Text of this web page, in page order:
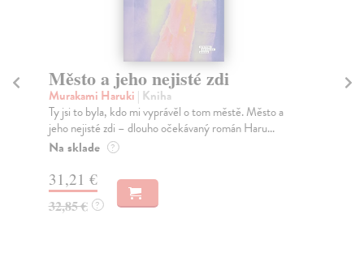
Město a jeho nejisté zdi
Murakami Haruki | Kniha
Ty jsi to byla, kdo mi vyprávěl o tom městě. Město a
jeho nejisté zdi – dlouho očekávaný román Haru...
Na sklade ?
31,21 €
32,85 € ?